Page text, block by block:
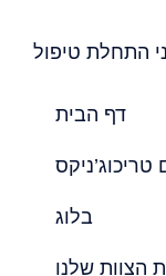
התחלת טיפול
דף הבית
בלוג
הצוות שלנו